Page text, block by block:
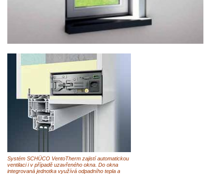
Systém SCHÜCO VentoTherm zajistí automatickou
ventilaci i v případě uzavřeného okna. Do okna
integrovaná jednotka využívá odpadního tepla a